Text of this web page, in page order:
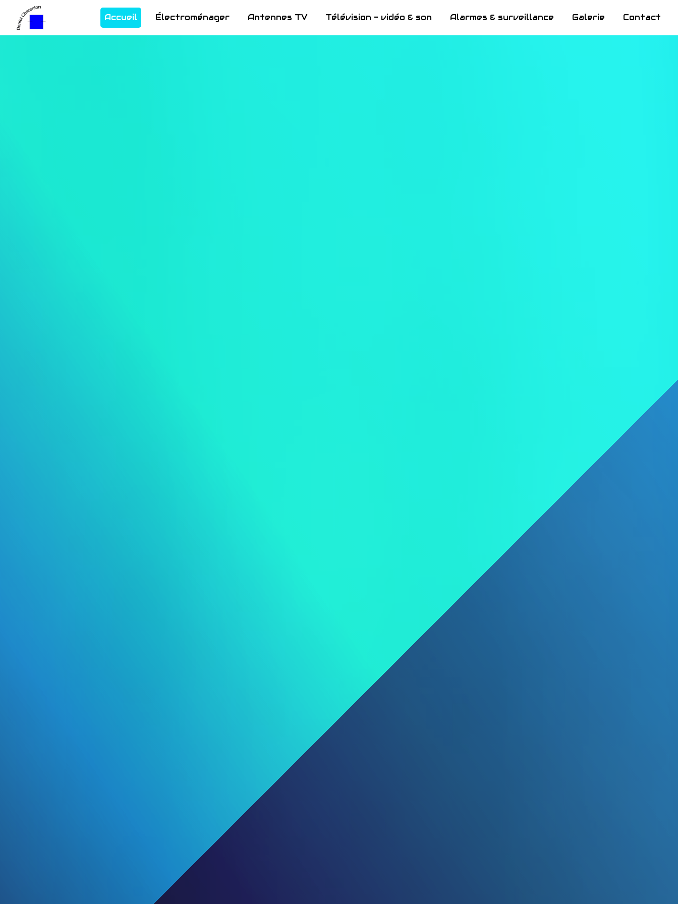
Accueil Électroménager Antennes TV Télévision - vidéo & son Alarmes & surveillance Galerie Contact
Panneau de gestion des cookies